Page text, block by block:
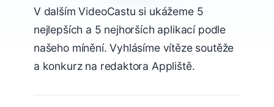
V dalším VideoCastu si ukážeme 5
nejlepších a 5 nejhorších aplikací podle
našeho mínění. Vyhlásíme vítěze soutěže
a konkurz na redaktora Appliště.